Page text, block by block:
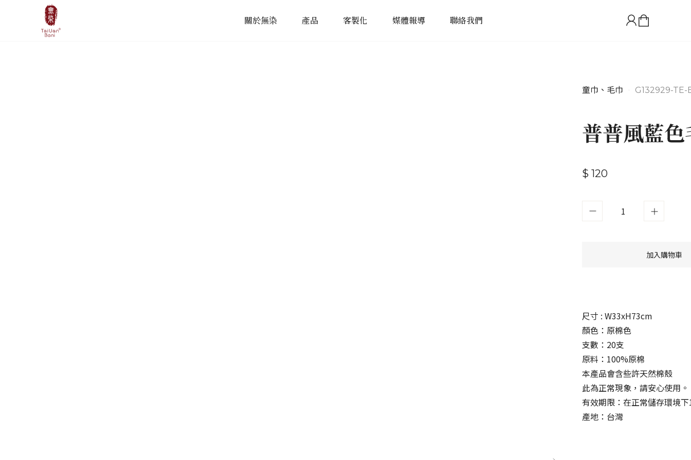
關於無染 產品 客製化 媒體報導 聯絡我們
童巾、毛巾 G132929-TE-
普普風藍
$ 120
加入購物車
尺寸 : W33xH73cm
顏色：原棉色
支數：20支
原料：100%原棉
本產品會含些許天然棉殼
此為正常現象，請安心使用。
有效期限：在正常儲存環境
產地：台灣